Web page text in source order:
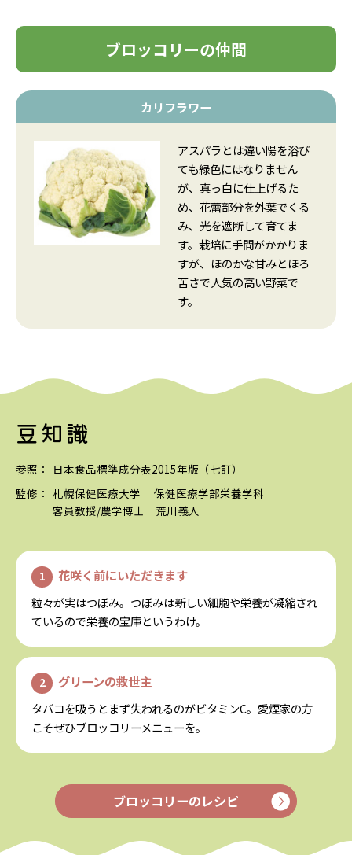
ブロッコリーの仲間
カリフラワー
アスパラとは違い陽を浴び
ても緑色にはなりません
が、真っ白に仕上げるた
め、花蕾部分を外葉でくる
み、光を遮断して育てま
す。栽培に手間がかかりま
すが、ほのかな甘みとほろ
苦さで人気の高い野菜で
す。
豆知識
参照：
日本食品標準成分表2015年版（七訂）
監修： 札幌保健医療大学
保健医療学部栄養学科
客員教授/農学博士 荒川義人
花咲く前にいただきます
粒々が実はつぼみ。つぼみは新しい細胞や栄養が凝縮され
ているので栄養の宝庫というわけ。
グリーンの救世主
タバコを吸うとまず失われるのがビタミンC。 愛煙家の方
こそぜひブロッコリーメニューを。
ブロッコリーのレシピ